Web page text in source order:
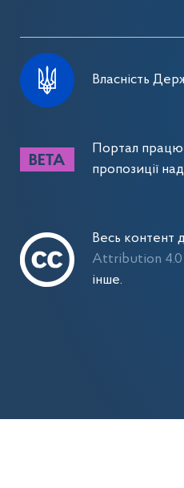
Власність
Портал
пропозиції
Весь контент
Attribution 4.0
інше.